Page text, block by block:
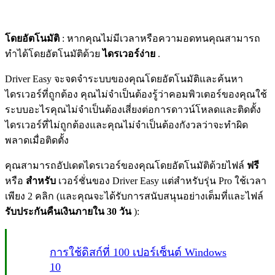
โดยอัตโนมัติ : หากคุณไม่มีเวลาหรือความอดทนคุณสามารถ
ทำได้โดยอัตโนมัติด้วยไดรเวอร์ง่าย .
Driver Easy จะจดจำระบบของคุณโดยอัตโนมัติและค้นหา
ไดรเวอร์ที่ถูกต้อง คุณไม่จำเป็นต้องรู้ว่าคอมพิวเตอร์ของคุณใช้
ระบบอะไรคุณไม่จำเป็นต้องเสี่ยงต่อการดาวน์โหลดและติดตั้ง
ไดรเวอร์ที่ไม่ถูกต้องและคุณไม่จำเป็นต้องกังวลว่าจะทำผิด
พลาดเมื่อติดตั้ง
คุณสามารถอัปเดตไดรเวอร์ของคุณโดยอัตโนมัติด้วยไฟล์ ฟรี
หรือ สำหรับ เวอร์ชั่นของ Driver Easy แต่สำหรับรุ่น Pro ใช้เวลา
เพียง 2 คลิก (และคุณจะได้รับการสนับสนุนอย่างเต็มที่และไฟล์
รับประกันคืนเงินภายใน 30 วัน):
การใช้ดิสก์ที่ 100 เปอร์เซ็นต์ Windows
10